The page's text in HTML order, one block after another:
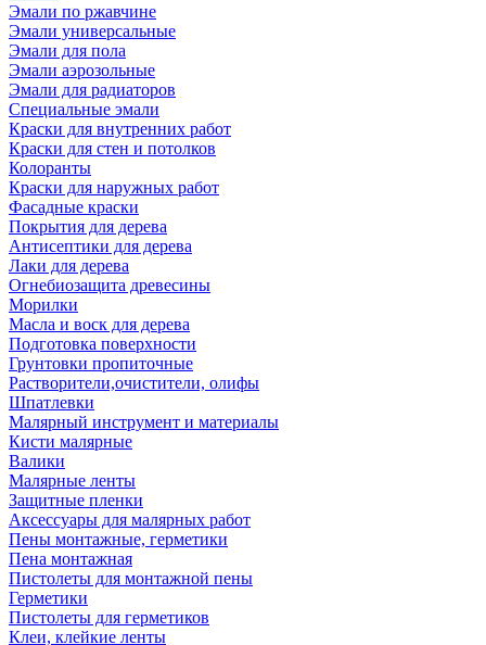
Эмали по ржавчине
Эмали универсальные
Эмали для пола
Эмали аэрозольные
Эмали для радиаторов
Специальные эмали
Краски для внутренних работ
Краски для стен и потолков
Колоранты
Краски для наружных работ
Фасадные краски
Покрытия для дерева
Антисептики для дерева
Лаки для дерева
Огнебиозащита древесины
Морилки
Масла и воск для дерева
Подготовка поверхности
Грунтовки пропиточные
Растворители,очистители, олифы
Шпатлевки
Малярный инструмент и материалы
Кисти малярные
Валики
Малярные ленты
Защитные пленки
Аксессуары для малярных работ
Пены монтажные, герметики
Пена монтажная
Пистолеты для монтажной пены
Герметики
Пистолеты для герметиков
Клеи, клейкие ленты